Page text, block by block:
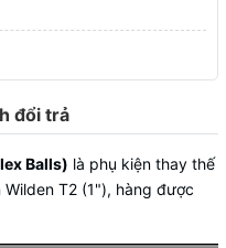
đổi trả
Balls) là phụ kiện thay thế
T2 (1"), hàng được